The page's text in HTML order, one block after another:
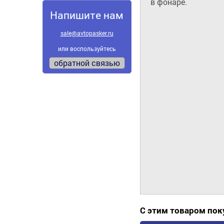
Напишите нам
sale@avtopasker.ru
или воспользуйтесь
обратной связью
С этим товаром